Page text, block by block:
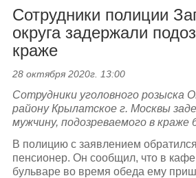
Сотрудники полиции
округа задержали
краже
28 октября 2020г. 13:00
Сотрудники уголовного розыска
району Крылатское г. Москвы
мужчину, подозреваемого в краже
В полицию с заявлением
пенсионер. Он сообщил, что в
бульваре во время обеда ему